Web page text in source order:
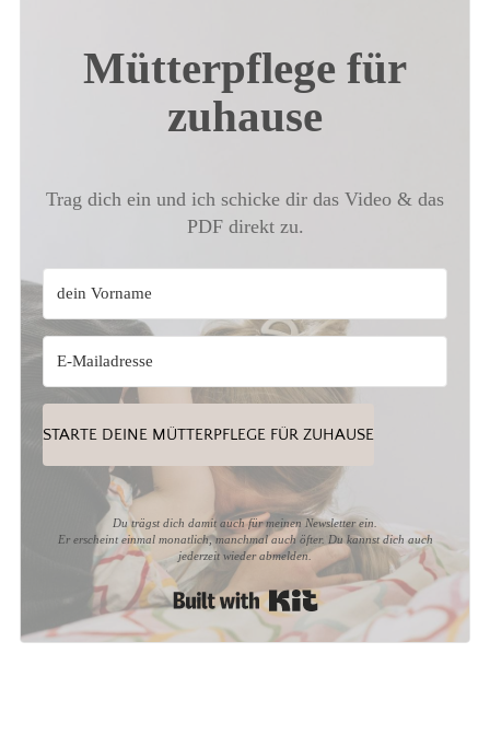
Mütterpflege für
zuhause
Trag dich ein und ich schicke dir das Video & das
PDF direkt zu.
STARTE DEINE MÜTTERPFLEGE FÜR ZUHAUSE
Du trägst dich damit auch für meinen Newsletter ein.
Er erscheint einmal monatlich, manchmal auch öfter. Du kannst dich auch
jederzeit wieder abmelden.
Built with Kit